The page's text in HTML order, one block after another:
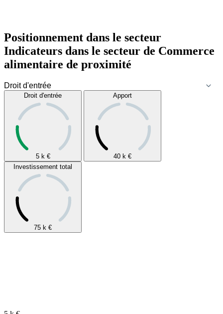
Positionnement dans le secteur
Indicateurs dans le secteur de Commerce
alimentaire de proximité
Droit d'entrée
5 k €
Apport
40 k €
Investissement total
75 k €